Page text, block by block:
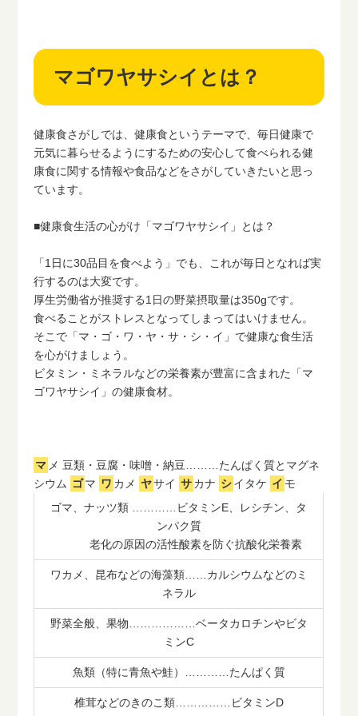
マゴワヤサシイとは？
健康食さがしでは、健康食というテーマで、毎日健康で
元気に暮らせるようにするための安心して食べられる健
康食に関する情報や食品などをさがしていきたいと思っ
ています。
■健康食生活の心がけ「マゴワヤサシイ」とは？
「1日に30品目を食べよう」でも、これが毎日となれば実
行するのは大変です。
厚生労働省が推奨する1日の野菜摂取量は350gです。
食べることがストレスとなってしまってはいけません。
そこで「マ・ゴ・ワ・ヤ・サ・シ・イ」で健康な食生活
を心がけましょう。
ビタミン・ミネラルなどの栄養素が豊富に含まれた「マ
ゴワヤサシイ」の健康食材。
マ メ 豆類・豆腐・味噌・納豆………たんぱく質とマグネ
シウム
ゴマ ワ カメ ヤサイ サカナ シイタケ イ モ
ゴマ、ナッツ類 …………ビタミンE、レシチン、タ
ンパク質
老化の原因の活性酸素を防ぐ抗酸化栄養素
ワカメ、昆布などの海藻類……カルシウムなどのミ
ネラル
野菜全般、果物………………ベータカロチンやビタ
ミンC
魚類（特に青魚や鮭）…………たんぱく質
椎茸などのきのこ類……………ビタミンD